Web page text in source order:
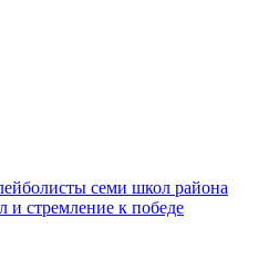
семи школ района
и стремление к победе